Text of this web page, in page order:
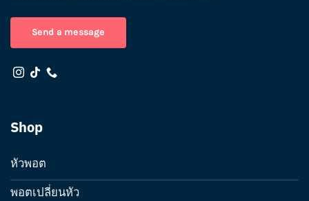
Send a message
Shop
หัวพอต
พอตเปลี่ยนหัว